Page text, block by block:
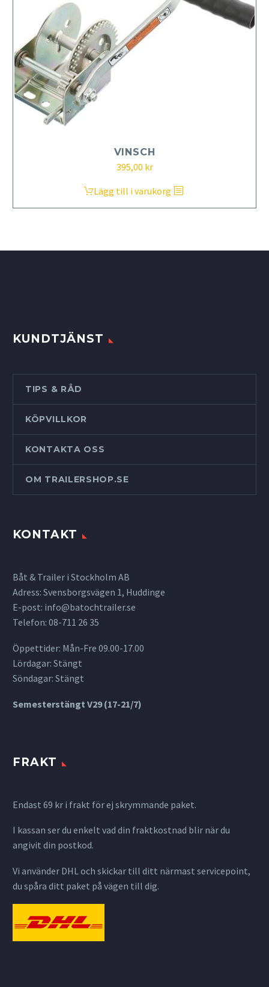
VINSCH
395,00 kr
Lägg till i varukorg
KUNDTJÄNST
TIPS & RÅD
KÖPVILLKOR
KONTAKTA OSS
OM TRAILERSHOP.SE
KONTAKT
Båt & Trailer i Stockholm AB
Adress: Svensborgsvägen 1, Huddinge
E-post: info@batochtrailer.se
Telefon: 08-711 26 35
Öppettider: Mån-Fre 09.00-17.00
Lördagar: Stängt
Söndagar: Stängt
Semesterstängt V29 (17-21/7)
FRAKT
Endast 69 kr i frakt för ej skrymmande paket.
I kassan ser du enkelt vad din fraktkostnad blir när du
angivit din postkod.
Vi använder DHL och skickar till ditt närmast servicepoint,
du spåra ditt paket på vägen till dig.